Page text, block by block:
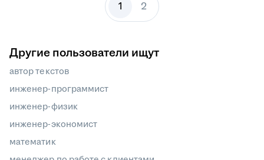
1 2
Другие пользователи ищут
автор текстов
инженер-программист
инженер-физик
инженер-экономист
математик